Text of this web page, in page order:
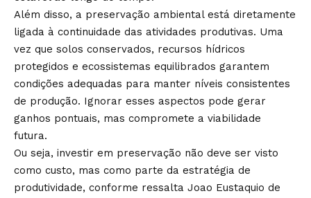
Além disso, a preservação ambiental está diretamente
ligada à continuidade das atividades produtivas. Uma
vez que solos conservados, recursos hídricos
protegidos e ecossistemas equilibrados garantem
condições adequadas para manter níveis consistentes
de produção. Ignorar esses aspectos pode gerar
ganhos pontuais, mas compromete a viabilidade
futura.
Ou seja, investir em preservação não deve ser visto
como custo, mas como parte da estratégia de
produtividade, conforme ressalta Joao Eustaquio de